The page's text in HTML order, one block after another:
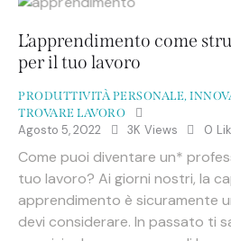
L’apprendimento come
per il tuo lavoro
PRODUTTIVITÀ PERSONALE,
TROVARE LAVORO
Agosto 5, 2022 3K Views 0
Come puoi diventare un*
tuo lavoro? Ai giorni nostri, la
apprendimento è sicuramente
devi considerare. In passato ti